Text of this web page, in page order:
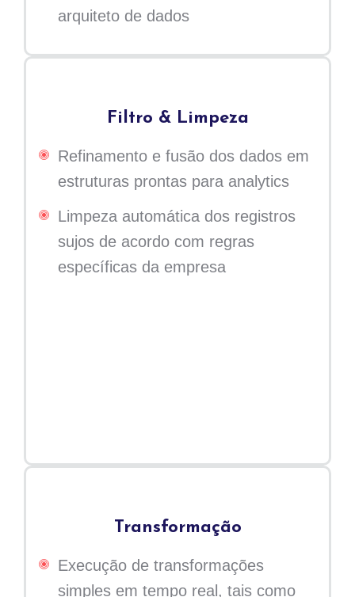
arquiteto de dados
Filtro & Limpeza
Refinamento e fusão dos dados em
estruturas prontas para analytics
Limpeza automática dos registros
sujos de acordo com regras
específicas da empresa
Transformação
Execução de transformações
simples em tempo real, tais como